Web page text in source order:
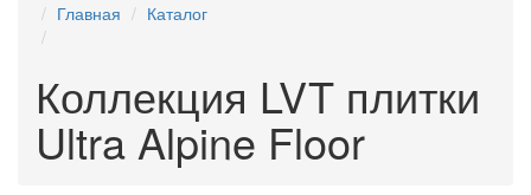
Главная Каталог
Коллекция LVT плитки
Ultra Alpine Floor